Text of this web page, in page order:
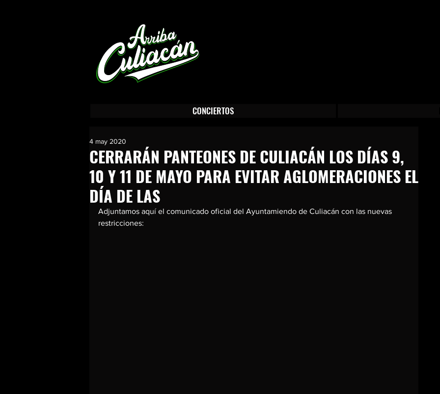
Publicidad en Culiacán Sinaloa.
CONCIERTOS
CERRARÁN PANTEONES DE CULIACÁN LOS DÍAS 9,
10 Y 11 DE MAYO PARA EVITAR AGLOMERACIONES EL
DÍA DE LAS
4 may 2020
Adjuntamos aquí el comunicado oficial del Ayuntamiendo de Culiacán con las nuevas
restricciones: